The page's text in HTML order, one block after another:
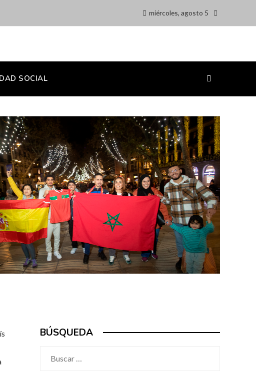
miércoles, agosto 5
SOCIAL
BÚSQUEDA